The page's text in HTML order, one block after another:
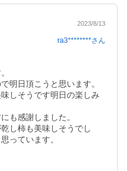
2023/8/13
ra3********さん
明日頂こうと思います。
しそうです明日の楽しみ
も感謝しました。
し柿も美味しそうでし
っています。